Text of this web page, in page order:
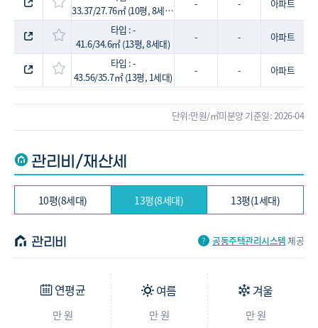
33.37/27.76㎡ (10평, 8세대)
- -
아파트
타입 : -
41.6/34.6㎡ (13평, 8세대)
- -
아파트
타입 : -
43.56/35.7㎡ (13평, 1세대)
- - 아파트
단위:만원/㎡미분양 기준일: 2026-04
관리비/재산세
10평(8세대) 13평(8세대) 13평(1세대)
관리비 공동주택관리시스템제공
연평균
만 원
여름
만 원
겨울
만 원